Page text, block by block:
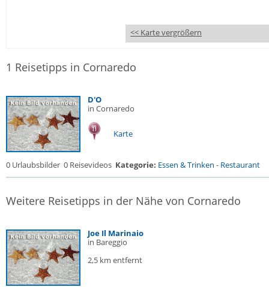
<< Karte vergrößern
1 Reisetipps in Cornaredo
D'O
in Cornaredo
Karte
0 Urlaubsbilder 0 Reisevideos Kategorie: Essen & Trinken - Restaurant
Weitere Reisetipps in der Nähe von Cornaredo
Joe Il Marinaio
in Bareggio
2,5 km entfernt